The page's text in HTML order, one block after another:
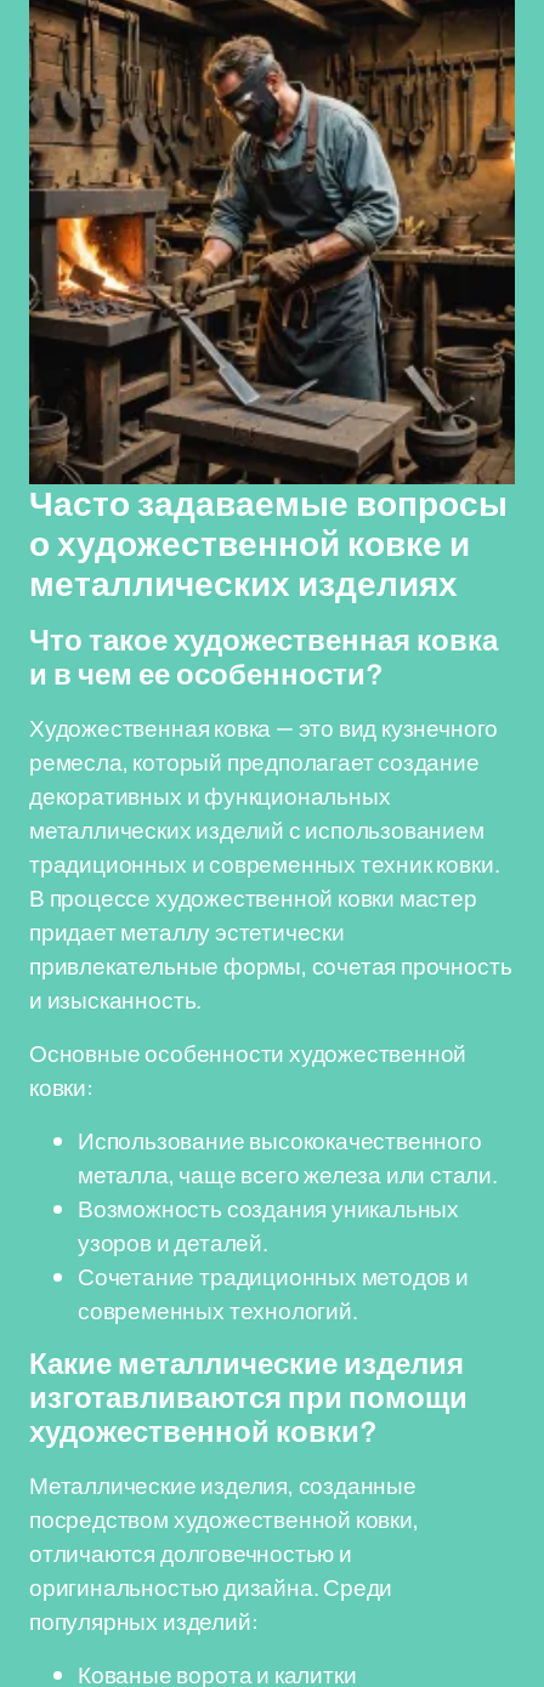
Часто задаваемые вопросы
о художественной ковке и
металлических изделиях
Что такое художественная ковка
и в чем ее особенности?
Художественная ковка — это вид кузнечного
ремесла, который предполагает создание
декоративных и функциональных
металлических изделий с использованием
традиционных и современных техник ковки.
В процессе художественной ковки мастер
придает металлу эстетически
привлекательные формы, сочетая прочность
и изысканность.
Основные особенности художественной
ковки:
Использование высококачественного
металла, чаще всего железа или стали.
Возможность создания уникальных
узоров и деталей.
Сочетание традиционных методов и
современных технологий.
Какие металлические изделия
изготавливаются при помощи
художественной ковки?
Металлические изделия, созданные
посредством художественной ковки,
отличаются долговечностью и
оригинальностью дизайна. Среди
популярных изделий:
Кованые ворота и калитки